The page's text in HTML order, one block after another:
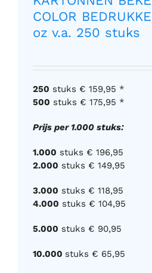
COLOR
oz v.a. 250 stuks
250 stuks € 159,95 *
500 stuks € 175,95 *
Prijs per 1.000 stuks:
1.000 stuks € 196,95
2.000 stuks € 149,95
3.000 stuks € 118,95
4.000 stuks € 104,95
5.000 stuks € 90,95
10.000 stuks € 65,95